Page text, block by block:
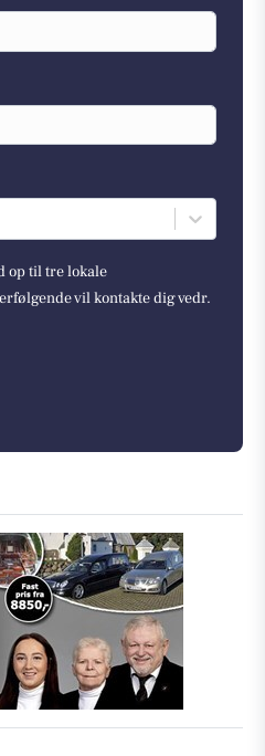
op til tre lokale
vil kontakte dig vedr.